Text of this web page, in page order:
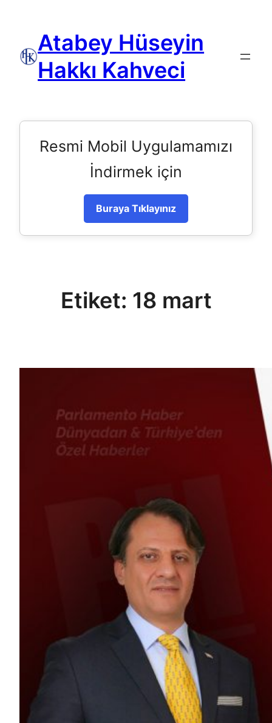
Atabey Hüseyin
Hakkı Kahveci
Resmi Mobil Uygulamamızı
İndirmek için
Buraya Tıklayınız
Etiket: 18 mart